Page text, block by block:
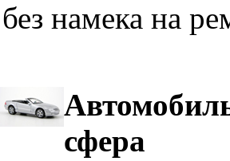
без намека на
сфера